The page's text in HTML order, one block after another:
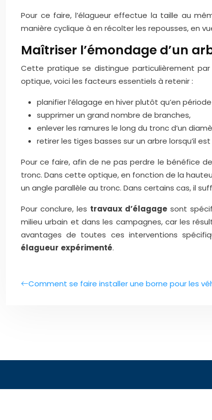
Pour ce faire, l’élagueur effectue la taille au
manière cyclique à en récolter les repousses, en
Maîtriser l’émondage d’un
Cette pratique se distingue particulièrement
optique, voici les facteurs essentiels à retenir :
planifier l’élagage en hiver plutôt qu’en
supprimer un grand nombre de branches,
enlever les ramures le long du tronc d’un
retirer les tiges basses sur un arbre lorsqu’il
Pour ce faire, afin de ne pas perdre le bénéfice
tronc. Dans cette optique, en fonction de la
un angle parallèle au tronc. Dans certains cas, il
Pour conclure, les travaux d’élagage sont
milieu urbain et dans les campagnes, car les
avantages de toutes ces interventions
élagueur expérimenté.
Comment se faire installer une borne pour les